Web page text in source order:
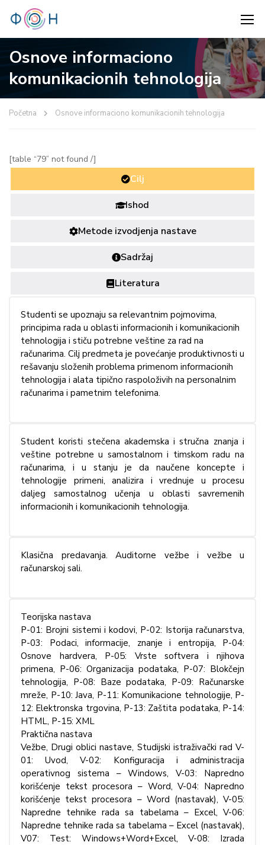
Osnove informaciono
komunikacionih tehnologija
Početna Osnove informaciono komunikacionih tehnologija
[table “79” not found /]
Cilj
Ishod
Metode izvodjenja nastave
Sadržaj
Literatura
Studenti se upoznaju sa relevantnim pojmovima,
principima rada u oblasti informacionih i komunikacionih
tehnologija i stiču potrebne veštine za rad na
računarima. Cilj predmeta je povećanje produktivnosti u
rešavanju složenih problema primenom informacionih
tehnologija i alata tipično raspoloživih na personalnim
računarima i pametnim telefonima.
Student koristi stečena akademska i stručna znanja i
veštine potrebne u samostalnom i timskom radu na
računarima, i u stanju je da naučene koncepte i
tehnologije primeni, analizira i vrednuje u procesu
daljeg samostalnog učenja u oblasti savremenih
informacionih i komunikacionih tehnologija.
Klasična predavanja. Auditorne vežbe i vežbe u
računarskoj sali.
Teorijska nastava
P-01: Brojni sistemi i kodovi, P-02: Istorija računarstva,
P-03: Podaci, informacije, znanje i entropija, P-04:
Osnove hardvera, P-05: Vrste softvera i njihova
primena, P-06: Organizacija podataka, P-07: Blokčejn
tehnologija, P-08: Baze podataka, P-09: Računarske
mreže, P-10: Java, P-11: Komunikacione tehnologije, P-
12: Elektronska trgovina, P-13: Zaštita podataka, P-14:
HTML, P-15: XML
Praktična nastava
Vežbe, Drugi oblici nastave, Studijski istraživački rad V-
01: Uvod, V-02: Konfiguracija i administracija
operativnog sistema – Windows, V-03: Napredno
korišćenje tekst procesora – Word, V-04: Napredno
korišćenje tekst procesora – Word (nastavak), V-05:
Napredne tehnike rada sa tabelama – Excel, V-06:
Napredne tehnike rada sa tabelama – Excel (nastavak),
V07: Test: Windows+Word+Excel, V-08: Izrada